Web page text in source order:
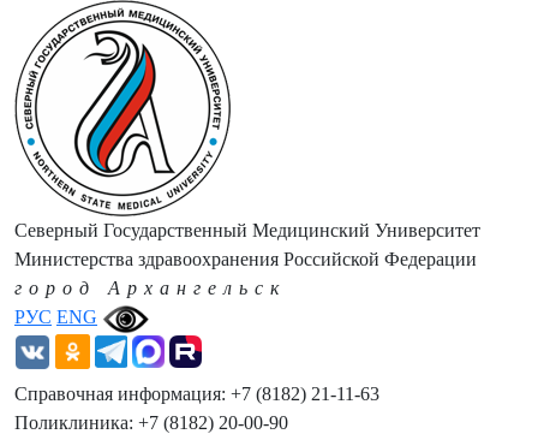
РУС ENG
Северный Государственный Медицинский Университет
Министерства здравоохранения Российской Федерации
город Архангельск
Справочная информация: +7 (8182) 21-11-63
Поликлиника: +7 (8182) 20-00-90